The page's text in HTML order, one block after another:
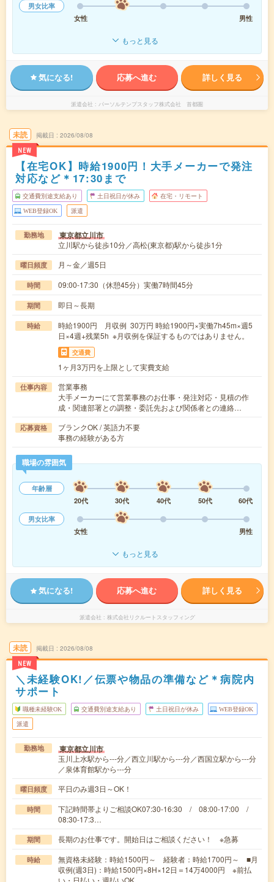
男女比率
女性
男性
もっと見る
気になる! 応募へ進む 詳しく見る
派遣会社 パーソルテンプスタッフ株式会社 首都圏
未読
NEW
掲載日 2026/08/08
【在宅OK】時給1900円！大手メーカーで発注
対応など＊17:30まで
交通費別途支給あり 土日祝日が休み 在宅・リモート
WEB登録OK 派遣
勤務地 東京都立川市
立川駅から徒歩10分／高松(東京都)駅から徒歩1分
曜日頻度 月～金／週5日
時間 09:00-17:30（休憩45分）実働7時間45分
期間 即日～長期
時給
時給1900円 月収例 30万円 時給1900円×実働7h45m×週5
日×4週+残業5h ※月収例を保証するものではありません。
交通費
1ヶ月3万円を上限として実費支給
仕事内容
営業事務
大手メーカーにて営業事務のお仕事・発注対応・見積の作
成・関連部署との調整・委託先および関係者との連絡…
応募資格
ブランクOK / 英語力不要
事務の経験がある方
職場の雰囲気
年齢層
20代
30代 40代 50代
60代
男女比率
女性
男性
もっと見る
気になる! 応募へ進む 詳しく見る
派遣会社 株式会社リクルートスタッフィング
未読
NEW
掲載日 2026/08/08
＼未経験OK!／伝票や物品の準備など＊病院内
サポート
職種未経験OK 交通費別途支給あり 土日祝日が休み WEB登録OK
派遣
勤務地 東京都立川市
玉川上水駅から---分／西立川駅から---分／西国立駅から---分
／泉体育館駅から---分
曜日頻度 平日のみ週3日～OK！
時間
下記時間帯よりご相談OK07:30-16:30 / 08:00-17:00 /
08:30-17:3…
期間 長期のお仕事です。開始日はご相談ください！ ※急募
時給
無資格未経験：時給1500円～ 経験者：時給1700円～ ■月
収例(週3日)：時給1500円×8H×12日＝14万4000円 ※前払
い・日払い・週払いOK